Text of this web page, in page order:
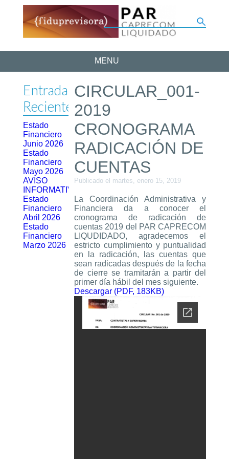
MENU
Entradas
Recientes
Estado
Financiero
Junio 2026
Estado
Financiero
Mayo 2026
AVISO
INFORMATIVO
Estado
Financiero
Abril 2026
Estado
Financiero
Marzo 2026
CIRCULAR_001-
2019
CRONOGRAMA
RADICACIÓN DE
CUENTAS
Publicado el martes, enero 15, 2019
La Coordinación Administrativa y
Financiera da a conocer el
cronograma de radicación de
cuentas 2019 del PAR CAPRECOM
LIQUDIDADO, agradecemos el
estricto cumplimiento y puntualidad
en la radicación, las cuentas que
sean radicadas después de la fecha
de cierre se tramitarán a partir del
primer día hábil del mes siguiente.
Descargar (PDF, 183KB)